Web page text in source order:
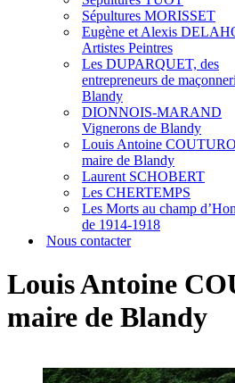
Sépultures MORISSET
Eugène et Alexis
Artistes Peintres
Les DUPARQUET, des
entrepreneurs de
Blandy
DIONNOIS-MARAND
Vignerons de Blandy
Louis Antoine
maire de Blandy
Laurent SCHOBERT
Les CHERTEMPS
Les Morts au champ
de 1914-1918
Nous contacter
Louis Antoine
maire de Blandy